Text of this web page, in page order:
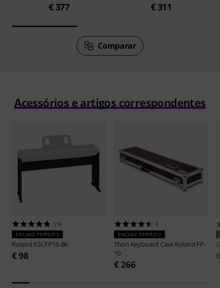
€ 377 € 311
Comparar
Acessórios e artigos correspondentes
116
ENCAIXE PERFEITO
Roland KSCFP10-BK
€ 98
4
ENCAIXE PERFEITO
Thon Keyboard Case Roland FP-
10
€ 266